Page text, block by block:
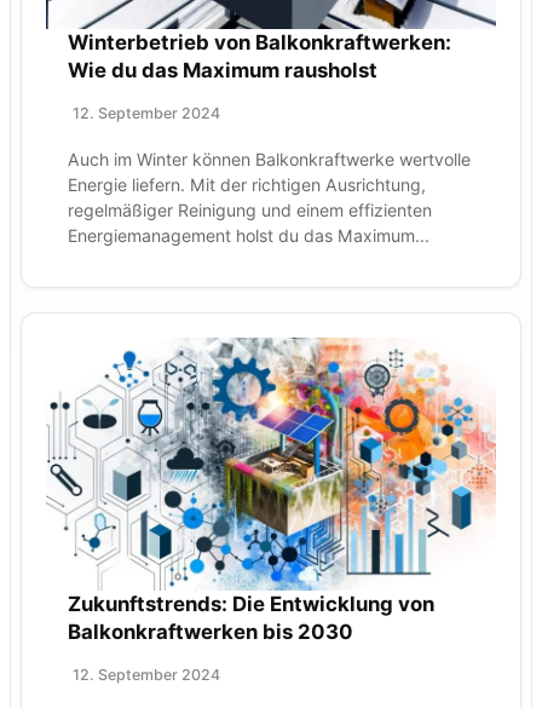
Winterbetrieb von Balkonkraftwerken:
Wie du das Maximum rausholst
12. September 2024
Auch im Winter können Balkonkraftwerke wertvolle
Energie liefern. Mit der richtigen Ausrichtung,
regelmäßiger Reinigung und einem effizienten
Energiemanagement holst du das Maximum...
Zukunftstrends: Die Entwicklung von
Balkonkraftwerken bis 2030
12. September 2024